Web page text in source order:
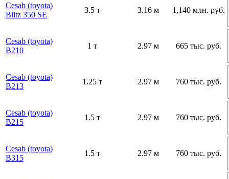
Cesab (toyota)
Blitz 350 SE
3.5 т 3.16 м 1,140 млн. руб.
Cesab (toyota)
B210
1 т 2.97 м 665 тыс. руб.
Cesab (toyota)
B213
1.25 т 2.97 м 760 тыс. руб.
Cesab (toyota)
B215
1.5 т 2.97 м 760 тыс. руб.
Cesab (toyota)
B315
1.5 т 2.97 м 760 тыс. руб.